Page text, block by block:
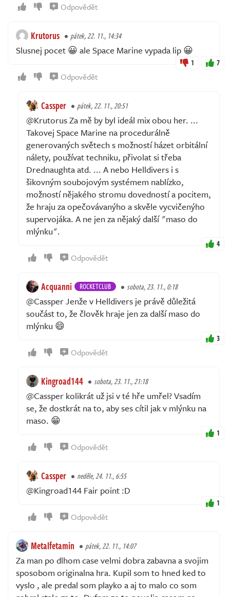
Odpovědět
Krutorus pátek, 22. 11., 14:34
Slusnej pocet 😀 ale Space Marine vypada lip 😀
1 7
Odpovědět
Cassper pátek, 22. 11., 20:51
@Krutorus Za mě by byl ideál mix obou her. ...
Takovej Space Marine na procedurálně
generovaných světech s možností házet orbitální
nálety, používat techniku, přivolat si třeba
Drednaughta atd. ... A nebo Helldivers i s
šikovným soubojovým systémem nablízko,
možností nějakého stromu dovedností a pocitem,
že hraju za opečovávanýho a skvěle vycvičenýho
supervojáka. A ne jen za nějaký další "maso do
mlýnku".
4
Odpovědět
Acquanni ROCKETCLUB sobota, 23. 11., 0:18
@Cassper Jenže v Helldivers je právě důležitá
součást to, že člověk hraje jen za další maso do
mlýnku 😄
3
Odpovědět
Kingroad144 sobota, 23. 11., 21:18
@Cassper kolikrát už jsi v té hře umřel? Vsadím
se, že dostkrát na to, aby ses cítil jak v mlýnku na
maso. 😁
1
Odpovědět
Cassper neděle, 24. 11., 6:55
@Kingroad144 Fair point :D
1
Odpovědět
Metalfetamin pátek, 22. 11., 14:07
Za man po dlhom case velmi dobra zabavna a svojim
sposobom originalna hra. Kupil som to hned ked to
vyslo , ale predal som playko a aj to malo co som